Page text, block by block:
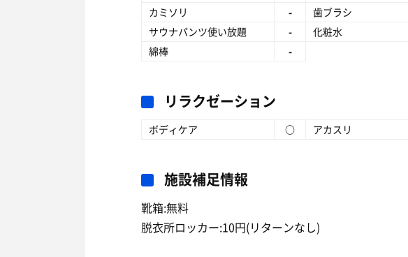
カミソリ
- 歯ブラシ
サウナパンツ使い放題
- 化粧水
綿棒
-
リラクゼーション
ボディケア ○ アカスリ
施設補足情報
靴箱:無料
脱衣所ロッカー:10円(リターンなし)